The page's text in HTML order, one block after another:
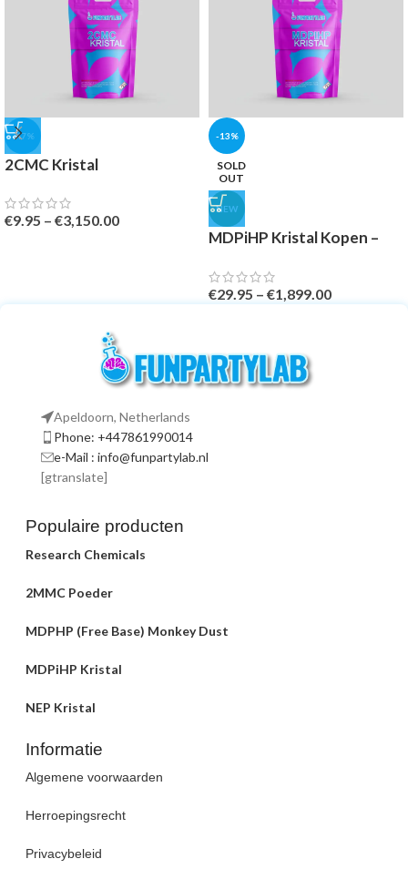
-47%
2CMC Kristal
€9.95 – €3,150.00
-13%
SOLD
OUT
NEW
MDPiHP Kristal Kopen –
€29.95 – €1,899.00
Apeldoorn, Netherlands
Phone: +447861990014
e-Mail : info@funpartylab.nl
[gtranslate]
Populaire producten
Research Chemicals
2MMC Poeder
MDPHP (Free Base) Monkey Dust
MDPiHP Kristal
NEP Kristal
Informatie
Algemene voorwaarden
Herroepingsrecht
Privacybeleid